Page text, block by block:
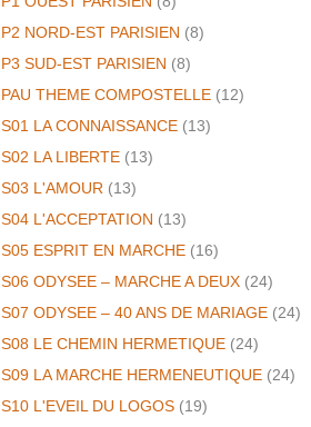
P2 NORD-EST PARISIEN (8)
P3 SUD-EST PARISIEN (8)
PAU THEME COMPOSTELLE (12)
S01 LA CONNAISSANCE (13)
S02 LA LIBERTE (13)
S03 L'AMOUR (13)
S04 L'ACCEPTATION (13)
S05 ESPRIT EN MARCHE (16)
S06 ODYSEE – MARCHE A DEUX (24)
S07 ODYSEE – 40 ANS DE MARIAGE (24)
S08 LE CHEMIN HERMETIQUE (24)
S09 LA MARCHE HERMENEUTIQUE (24)
S10 L'EVEIL DU LOGOS (19)